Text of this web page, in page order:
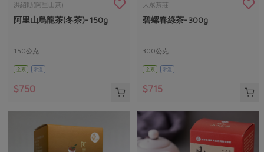
洪紹勛(阿里山茶)
阿里山烏龍茶(冬茶)-150g
150公克
全素 常溫
$750
大眾茶莊
碧螺春綠茶-300g
300公克
全素 常溫
$715